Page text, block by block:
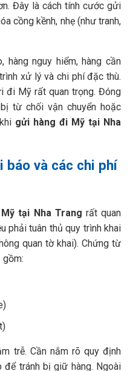
Đây là cách tính cước gửi
cồng kềnh, nhẹ (như tranh,
hàng nguy hiểm, hàng cần
xử lý và chi phí đặc thù.
đi Mỹ rất quan trọng. Đóng
từ chối vận chuyển hoặc
gửi hàng đi Mỹ tại Nha
báo và các chi phí
tại Nha Trang rất quan
phải tuân thủ quy trình khai
quan tờ khai). Chứng từ
gồm:
trễ. Cần nắm rõ quy định
để tránh bị giữ hàng. Ngoài